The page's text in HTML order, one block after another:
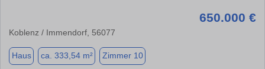
650.000 €
Koblenz / Immendorf, 56077
Haus ca. 333,54 m² Zimmer 10